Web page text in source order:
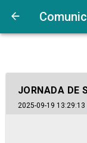
JORNADA DE
2025-09-19 13:29:13